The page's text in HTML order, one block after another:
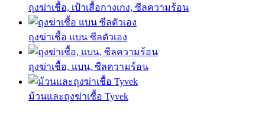
ถุงฆ่าเชื้อ, เป้าเสื้อกางเกง, ซีลความร้อน
ถุงฆ่าเชื้อ แบน ซีลตัวเอง
ถุงฆ่าเชื้อ, แบน, ซีลความร้อน
ม้วนและถุงฆ่าเชื้อ Tyvek